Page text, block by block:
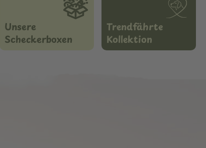
Unsere
Scheckerboxen
Trendfährte
Kollektion